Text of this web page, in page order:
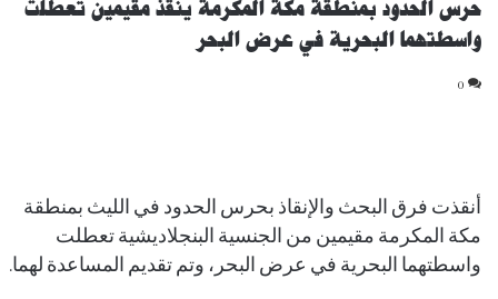
حرس الحدود بمنطقة مكة المكرمة ينقذ مقيمين تعطلت
واسطتهما البحرية في عرض البحر
0
أنقذت فرق البحث والإنقاذ بحرس الحدود في الليث بمنطقة
مكة المكرمة مقيمين من الجنسية البنجلاديشية تعطلت
واسطتهما البحرية في عرض البحر، وتم تقديم المساعدة لهما.